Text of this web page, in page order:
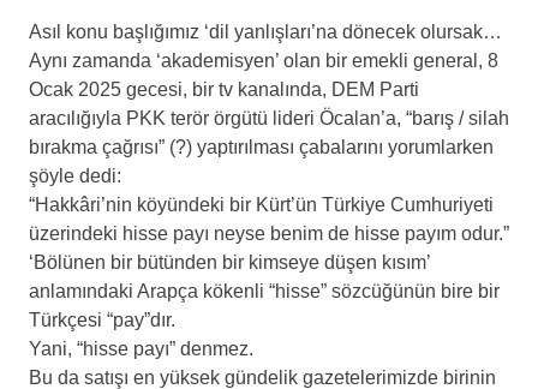
Asıl konu başlığımız ‘dil yanlışları’na dönecek olursak…
Aynı zamanda ‘akademisyen’ olan bir emekli general, 8
Ocak 2025 gecesi, bir tv kanalında, DEM Parti
aracılığıyla PKK terör örgütü lideri Öcalan’a, “barış / silah
bırakma çağrısı” (?) yaptırılması çabalarını yorumlarken
şöyle dedi:
“Hakkâri’nin köyündeki bir Kürt’ün Türkiye Cumhuriyeti
üzerindeki hisse payı neyse benim de hisse payım odur.”
‘Bölünen bir bütünden bir kimseye düşen kısım’
anlamındaki Arapça kökenli “hisse” sözcüğünün bire bir
Türkçesi “pay”dır.
Yani, “hisse payı” denmez.
Bu da satışı en yüksek gündelik gazetelerimizde birinin